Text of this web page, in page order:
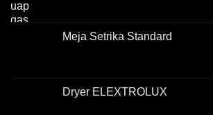
Meja Setrika Standard
Dryer ELEXTROLUX